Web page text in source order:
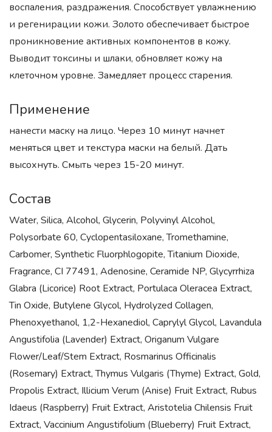
воспаления, раздражения. Способствует увлажнению
и регенирации кожи. Золото обеспечивает быстрое
проникновение активных компонентов в кожу.
Выводит токсины и шлаки, обновляет кожу на
клеточном уровне. Замедляет процесс старения.
Применение
нанести маску на лицо. Через 10 минут начнет
меняться цвет и текстура маски на белый. Дать
высохнуть. Смыть через 15-20 минут.
Состав
Water, Silica, Alcohol, Glycerin, Polyvinyl Alcohol,
Polysorbate 60, Cyclopentasiloxane, Tromethamine,
Carbomer, Synthetic Fluorphlogopite, Titanium Dioxide,
Fragrance, CI 77491, Adenosine, Ceramide NP, Glycyrrhiza
Glabra (Licorice) Root Extract, Portulaca Oleracea Extract,
Tin Oxide, Butylene Glycol, Hydrolyzed Collagen,
Phenoxyethanol, 1,2-Hexanediol, Caprylyl Glycol, Lavandula
Angustifolia (Lavender) Extract, Origanum Vulgare
Flower/Leaf/Stem Extract, Rosmarinus Officinalis
(Rosemary) Extract, Thymus Vulgaris (Thyme) Extract, Gold,
Propolis Extract, Illicium Verum (Anise) Fruit Extract, Rubus
Idaeus (Raspberry) Fruit Extract, Aristotelia Chilensis Fruit
Extract, Vaccinium Angustifolium (Blueberry) Fruit Extract,